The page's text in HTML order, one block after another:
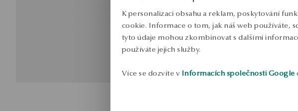
K personalizaci obsahu a reklam, poskytování
cookie. Informace o tom, jak náš web používáte,
tyto údaje mohou zkombinovat s dalšími
používáte jejich služby.
Více se dozvíte v Informacích společnosti Google